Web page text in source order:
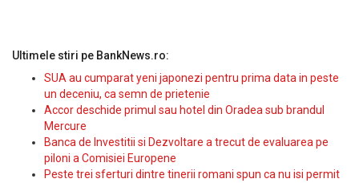
Ultimele stiri pe BankNews.ro:
SUA au cumparat yeni japonezi pentru prima data in peste
un deceniu, ca semn de prietenie
Accor deschide primul sau hotel din Oradea sub brandul
Mercure
Banca de Investitii si Dezvoltare a trecut de evaluarea pe
piloni a Comisiei Europene
Peste trei sferturi dintre tinerii romani spun ca nu isi permit